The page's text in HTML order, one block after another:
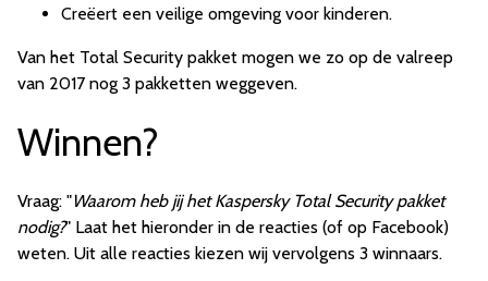
Creëert een veilige omgeving voor kinderen.
Van het Total Security pakket mogen we zo op de valreep
van 2017 nog 3 pakketten weggeven.
Winnen?
Vraag: "Waarom heb jij het Kaspersky Total Security pakket
nodig?" Laat het hieronder in de reacties (of op Facebook)
weten. Uit alle reacties kiezen wij vervolgens 3 winnaars.